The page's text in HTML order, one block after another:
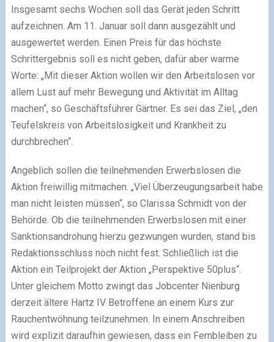
Insgesamt sechs Wochen soll das Gerät jeden Schritt
aufzeichnen. Am 11. Januar soll dann ausgezählt und
ausgewertet werden. Einen Preis für das höchste
Schrittergebnis soll es nicht geben, dafür aber warme
Worte: „Mit dieser Aktion wollen wir den Arbeitslosen vor
allem Lust auf mehr Bewegung und Aktivität im Alltag
machen“, so Geschäftsführer Gärtner. Es sei das Ziel, „den
Teufelskreis von Arbeitslosigkeit und Krankheit zu
durchbrechen“.
Angeblich sollen die teilnehmenden Erwerbslosen die
Aktion freiwillig mitmachen. „Viel Überzeugungsarbeit habe
man nicht leisten müssen“, so Clarissa Schmidt von der
Behörde. Ob die teilnehmenden Erwerbslosen mit einer
Sanktionsandrohung hierzu gezwungen wurden, stand bis
Redaktionsschluss noch nicht fest. Schließlich ist die
Aktion ein Teilprojekt der Aktion „Perspektive 50plus“.
Unter gleichem Motto zwingt das Jobcenter Nienburg
derzeit ältere Hartz IV Betroffene an einem Kurs zur
Rauchentwöhnung teilzunehmen. In einem Anschreiben
wird explizit daraufhin gewiesen, dass ein Fernbleiben zu